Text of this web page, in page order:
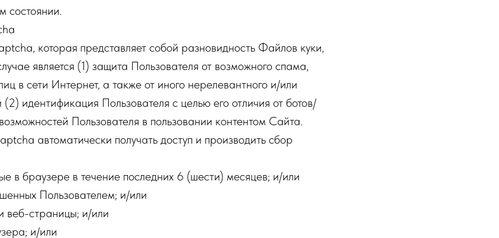
состоянии.
которая представляет собой разновидность Файлов куки,
является (1) защита Пользователя от возможного спама,
в сети Интернет, а также от иного нерелевантного и/или
идентификация Пользователя с целью его отличия от ботов/
Пользователя в пользовании контентом Сайта.
автоматически получать доступ и производить сбор
в браузере в течение последних 6 (шести) месяцев; и/или
Пользователем; и/или
веб-страницы; и/или
и/или